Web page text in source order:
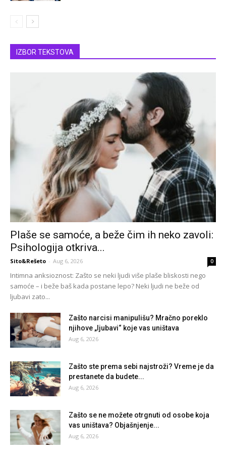
IZBOR TEKSTOVA
Plaše se samoće, a beže čim ih neko zavoli:
Psihologija otkriva...
Sito&Rešeto - Aug 6, 2026 0
Intimna anksioznost: Zašto se neki ljudi više plaše bliskosti nego
samoće – i beže baš kada postane lepo? Neki ljudi ne beže od
ljubavi zato...
Zašto narcisi manipulišu? Mračno poreklo
njihove „ljubavi“ koje vas uništava
Aug 6, 2026
Zašto ste prema sebi najstroži? Vreme je da
prestanete da budete...
Aug 6, 2026
Zašto se ne možete otrgnuti od osobe koja
vas uništava? Objašnjenje...
Aug 6, 2026